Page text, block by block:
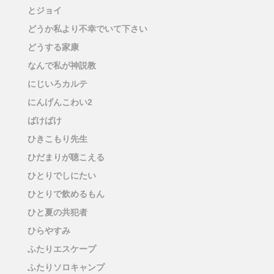
とジョイ
どうか私より不幸でいて下さい
どうする家康
なんで私が神説教
にじいろカルテ
にんげんこわい2
ばけばけ
ひきこもり先生
ひだまりが聴こえる
ひとりでしにたい
ひとりで飲めるもん
ひと夏の共犯者
ひらやすみ
ふたりエスケープ
ふたりソロキャンプ